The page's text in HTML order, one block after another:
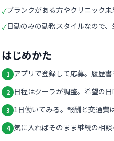
✓ブランクがある方やクリニック
✓日勤のみの勤務スタイルなので
はじめかた
1 アプリで登録して応募。履歴
2 日程はクーラが調整。希望の
3 1日働いてみる。報酬と交通費
4 気に入ればそのまま継続の相